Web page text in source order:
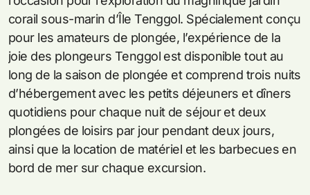
corail sous-marin d’Île Tenggol. Spécialement conçu
pour les amateurs de plongée, l’expérience de la
joie des plongeurs Tenggol est disponible tout au
long de la saison de plongée et comprend trois nuits
d’hébergement avec les petits déjeuners et dîners
quotidiens pour chaque nuit de séjour et deux
plongées de loisirs par jour pendant deux jours,
ainsi que la location de matériel et les barbecues en
bord de mer sur chaque excursion.